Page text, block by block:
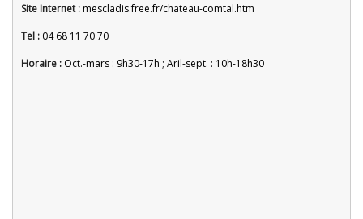
Site Internet :mescladis.free.fr/chateau-comtal.htm
Tel : 04 68 11 70 70
Horaire : Oct.-mars : 9h30-17h ; Aril-sept. : 10h-18h30